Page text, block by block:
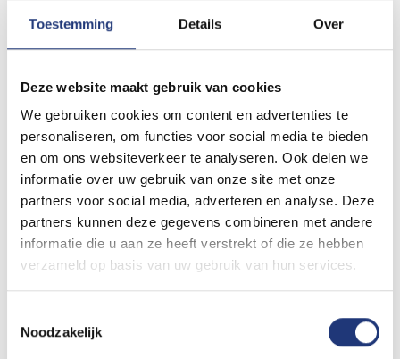
Toestemming Details Over
Deze website maakt gebruik van cookies
We gebruiken cookies om content en advertenties te
personaliseren, om functies voor social media te bieden
en om ons websiteverkeer te analyseren. Ook delen we
informatie over uw gebruik van onze site met onze
partners voor social media, adverteren en analyse. Deze
partners kunnen deze gegevens combineren met andere
informatie die u aan ze heeft verstrekt of die ze hebben
verzameld op basis van uw gebruik van hun services.
Noodzakelijk
Bekijk alle Reclame vlaggen en Banieren
Waarom een eigen vlag effectief is voor de
promotie van jouw bedrijf!
Wanneer je persoonlijke vlaggen maakt dan kun je deze
effectief inzetten bij de promotie van jouw bedrijf of
evenement. De marketingcommunicatie van een bedrijf kan
door zichtbare reclame in de vorm van vlaggen een flinke
boost krijgen. Het merk of boodschap wordt op deze wijze
op een zeer professionele wijze uitgedragen. Daarnaast ziet
het bedrijfspand of stand er zeer representatief uit met
vlaggen welke de huisstijl ondersteunen.
Niet alleen bedrijven kunnen een eigen vlag maken maar een
en verenigingen. Zo kun je een vlag maken om de
sportvereniging van jouw zoon/dochter aan te moedigen. Of